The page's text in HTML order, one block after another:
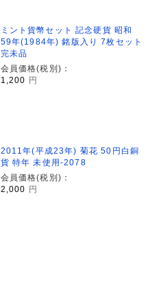
ミント貨幣セット 記念硬貨 昭和
59年(1984年) 銘版入り 7枚セット
完未品
会員価格(税別)：
1,200 円
2011年(平成23年) 菊花 50円白銅
貨 特年 未使用-2078
会員価格(税別)：
2,000
円